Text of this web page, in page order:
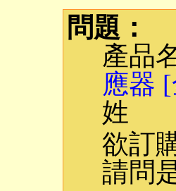
問題：
產品
應器
姓
欲訂
請問